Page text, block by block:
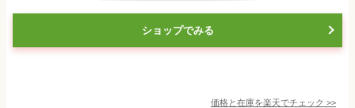
ショップでみる
価格と在庫を楽天でチェック >>